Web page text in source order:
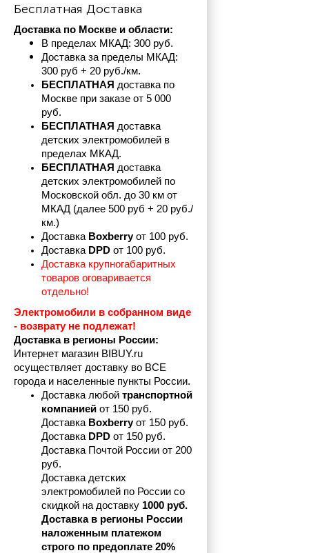
Бесплатная Доставка
Доставка по Москве и области:
В пределах МКАД: 300 руб.
Доставка за пределы МКАД:
300 руб + 20 руб./км.
БЕСПЛАТНАЯ доставка по
Москве при заказе от 5 000
руб.
БЕСПЛАТНАЯ доставка
детских электромобилей в
пределах МКАД.
БЕСПЛАТНАЯ доставка
детских электромобилей по
Московской обл. до 30 км от
МКАД (далее 500 руб + 20 руб./
км.)
Доставка Boxberry от 100 руб.
Доставка DPD от 100 руб.
Доставка крупногабаритных
товаров оговаривается
отдельно!
Электромобили в собранном виде
- возврату не подлежат!
Доставка в регионы России:
Интернет магазин BIBUY.ru
осуществляет доставку во ВСЕ
города и населенные пункты России.
Доставка любой транспортной
компанией от 150 руб.
Доставка Boxberry от 150 руб.
Доставка DPD от 150 руб.
Доставка Почтой России от 200
руб.
Доставка детских
электромобилей по России со
скидкой на доставку 1000 руб.
Доставка в регионы России
наложенным платежом
строго по предоплате 20%